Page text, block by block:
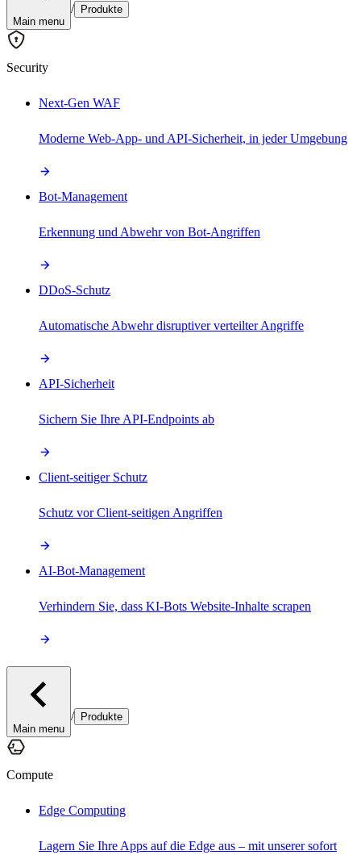
Main menu
/ Produkte
Security
Next-Gen WAF
Moderne Web-App- und API-Sicherheit, in jeder Umgebung
Bot-Management
Erkennung und Abwehr von Bot-Angriffen
DDoS-Schutz
Automatische Abwehr disruptiver verteilter Angriffe
API-Sicherheit
Sichern Sie Ihre API-Endpoints ab
Client-seitiger Schutz
Schutz vor Client-seitigen Angriffen
AI-Bot-Management
Verhindern Sie, dass KI-Bots Website-Inhalte scrapen
Main menu
/ Produkte
Compute
Edge Computing
Lagern Sie Ihre Apps auf die Edge aus – mit unserer sofort